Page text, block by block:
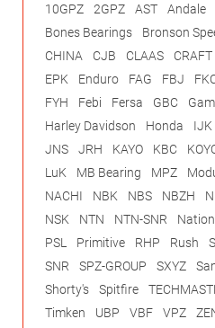
10GPZ 2GPZ AST Andale
Bones Bearings
Bronson
CHINA
CJB CLAAS CRAFT
EPK
Enduro FAG FBJ
FYH
Febi Fersa GBC
Harley Davidson
Honda IJK
JNS
JRH KAYO KBC
LuK
MB Bearing MPZ
NACHI
NBK NBS NBZH
NSK
NTN NTN-SNR
PSL
Primitive RHP Rush
SNR
SPZ-GROUP SXYZ
Shorty's
Spitfire
Timken
UBP VBF VPZ